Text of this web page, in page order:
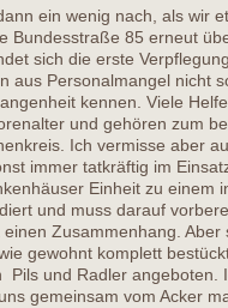
ein wenig nach, als wir
Bundesstraße 85 erneut
sich die erste
aus Personalmangel nicht
kennen. Viele
und gehören zum
Ich vermisse aber
immer tatkräftig im
Einheit zu einem
und muss darauf
Zusammenhang. Aber
gewohnt komplett
Pils und Radler angeboten.
gemeinsam vom Acker